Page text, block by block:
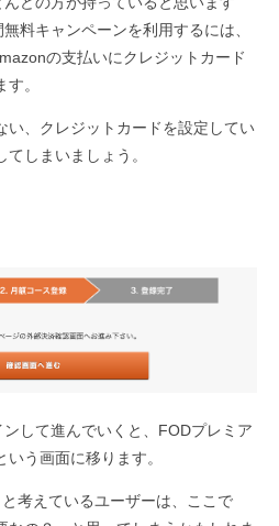
料キャンペーンを利用するには、
の支払いにクレジットカード
。
い、クレジットカードを設定してい
しまいましょう。
して進んでいくと、FODプレミア
う画面に移ります。
考えているユーザーは、ここで